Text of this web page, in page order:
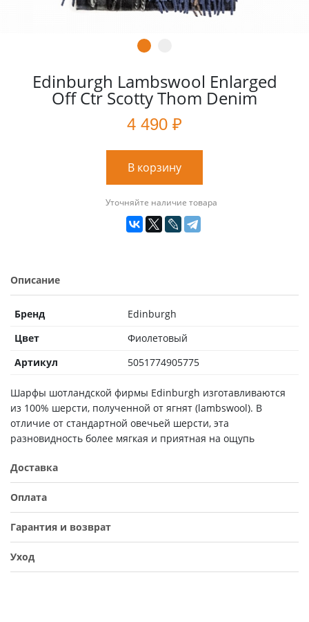
Edinburgh Lambswool Enlarged
Off Ctr Scotty Thom Denim
4 490 ₽
В корзину
Уточняйте наличие товара
Описание
Бренд
Edinburgh
Цвет
Фиолетовый
Артикул
5051774905775
Шарфы шотландской фирмы Edinburgh изготавливаются
из 100% шерсти, полученной от ягнят (lambswool). В
отличие от стандартной овечьей шерсти, эта
разновидность более мягкая и приятная на ощупь
Доставка
Оплата
Гарантия и возврат
Уход